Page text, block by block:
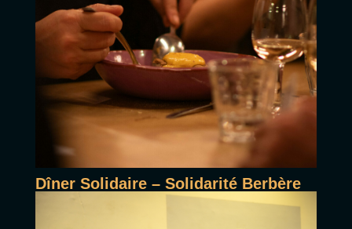
Dîner Solidaire – Solidarité Berbère